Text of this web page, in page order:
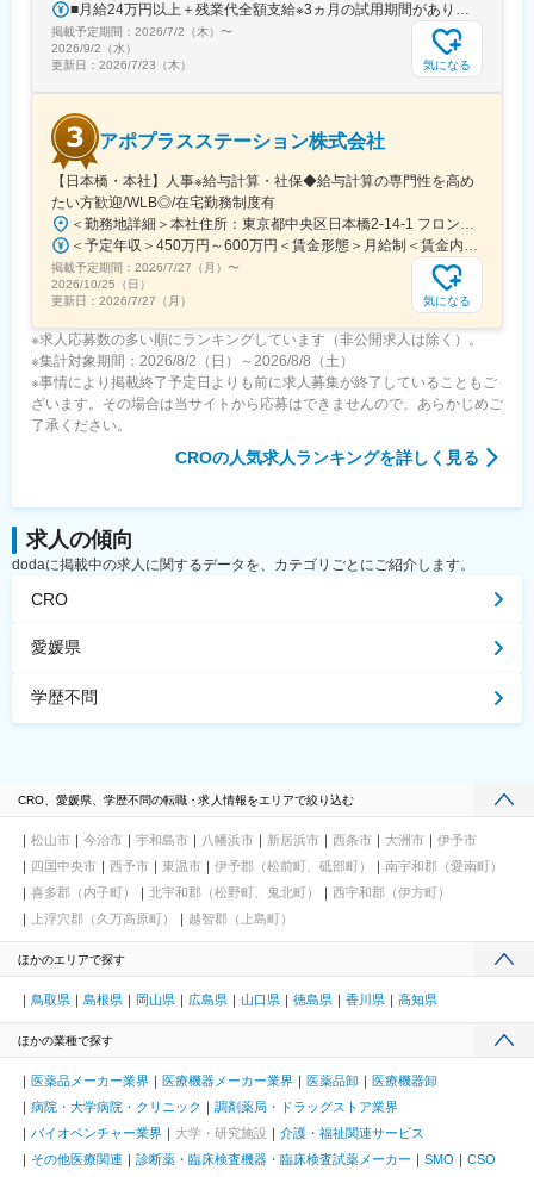
■月給24万円以上＋残業代全額支給※3ヵ月の試用期間があります。入社後6ヵ月間は、月給23万円となります。それ以外の待遇に変更はありません。入社半年後には必ず月給24万円へ一律で昇給します！【年収例】年収350万円／経験2年（20代）年収480万円／経験4年（30代）年収720万円／経験10年（30代）
掲載予定期間： 2026/7/2（木） 〜
2026/9/2（水）
更新日： 2026/7/23（木） 気になる
アポプラスステーション株式会社
【日本橋・本社】人事※給与計算・社保◆給与計算の専門性を高め
たい方歓迎/WLB◎/在宅勤務制度有
＜勤務地詳細＞本社住所：東京都中央区日本橋2-14-1 フロントプレイス日本橋勤務地最寄駅：各線／日本橋駅受動喫煙対策：敷地内喫煙可能場所あり変更の範囲：会社の定める事業所
＜予定年収＞450万円～600万円＜賃金形態＞月給制＜賃金内訳＞月額（基本給）：243,000円～330,300円固定残業手当/月：57,000円～77,700円（固定残業時間30時間0分/月）超過した時間外労働の残業手当は追加支給＜月給＞300,000円～408,000円（一律手当を含む）＜昇給有無＞有＜残業手当＞有＜給与補足＞※上記金額にスキル・ご経験に応じて加算する可能性がございます※給与詳細は、経験・スキルを考慮した上で決定。■昇給：年1回（4月）賃金はあくまでも目安の金額であり、選考を通じて上下する可能性があります。月給(月額)は固定手当を含めた表記です。
掲載予定期間： 2026/7/27（月） 〜
2026/10/25（日）
更新日： 2026/7/27（月） 気になる
※求人応募数の多い順にランキングしています（非公開求人は除く）。
※集計対象期間：2026/8/2（日）～2026/8/8（土）
※事情により掲載終了予定日よりも前に求人募集が終了していることもご
ざいます。その場合は当サイトから応募はできませんので、あらかじめご
了承ください。
CROの人気求人ランキングを詳しく見る
求人の傾向
dodaに掲載中の求人に関するデータを、カテゴリごとにご紹介します。
CRO
愛媛県
学歴不問
CRO、愛媛県、学歴不問の転職・求人情報をエリアで絞り込む
松山市 今治市 宇和島市 八幡浜市 新居浜市 西条市 大洲市
伊予市
四国中央市
西予市 東温市 伊予郡（松前町、砥部町）
南宇和郡（愛南町）
喜多郡（内子町）
北宇和郡（松野町、鬼北町）
西宇和郡（伊方町）
上浮穴郡（久万高原町）
越智郡（上島町）
ほかのエリアで探す
鳥取県 島根県 岡山県 広島県 山口県 徳島県 香川県 高知県
ほかの業種で探す
医薬品メーカー業界 医療機器メーカー業界 医薬品卸
医療機器卸
病院・大学病院・クリニック
調剤薬局・ドラッグストア業界
バイオベンチャー業界
大学・研究施設
介護・福祉関連サービス
その他医療関連
診断薬・臨床検査機器・臨床検査試薬メーカー SMO
CSO